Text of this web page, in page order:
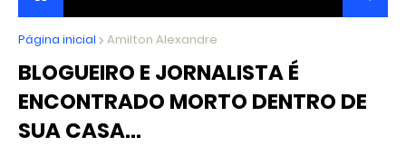
JORNALISMO INDEPENDENTE, TRANSPARENTE E
CRÍTICO
Página inicial Amilton Alexandre
BLOGUEIRO E JORNALISTA É
ENCONTRADO MORTO DENTRO DE
SUA CASA...